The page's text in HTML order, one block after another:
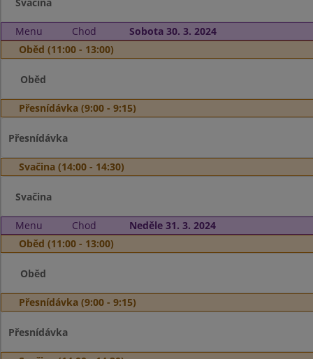
Menu Chod
Sobota 30. 3. 2024
Oběd (11:00 - 13:00)
Oběd
Přesnídávka (9:00 - 9:15)
Přesnídávka
Svačina (14:00 - 14:30)
Svačina
Menu Chod
Neděle 31. 3. 2024
Oběd (11:00 - 13:00)
Oběd
Přesnídávka (9:00 - 9:15)
Přesnídávka